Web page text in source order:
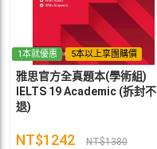
1本就優惠 5本以上享團購價
雅思官方全真題本(學術組)
IELTS 19 Academic (拆封不
退)
NT$1242 NT$1380